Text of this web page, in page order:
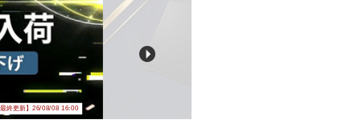
終更新】26/08/08 16:00